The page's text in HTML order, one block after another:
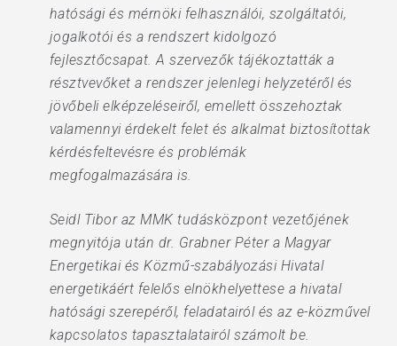
hatósági és mérnöki felhasználói, szolgáltatói,
jogalkotói és a rendszert kidolgozó
fejlesztőcsapat. A szervezők tájékoztatták a
résztvevőket a rendszer jelenlegi helyzetéről és
jövőbeli elképzeléseiről, emellett összehoztak
valamennyi érdekelt felet és alkalmat biztosítottak
kérdésfeltevésre és problémák
megfogalmazására is.
Seidl Tibor az MMK tudásközpont vezetőjének
megnyitója után dr. Grabner Péter a Magyar
Energetikai és Közmű-szabályozási Hivatal
energetikáért felelős elnökhelyettese a hivatal
hatósági szerepéről, feladatairól és az e-közművel
kapcsolatos tapasztalatairól számolt be.